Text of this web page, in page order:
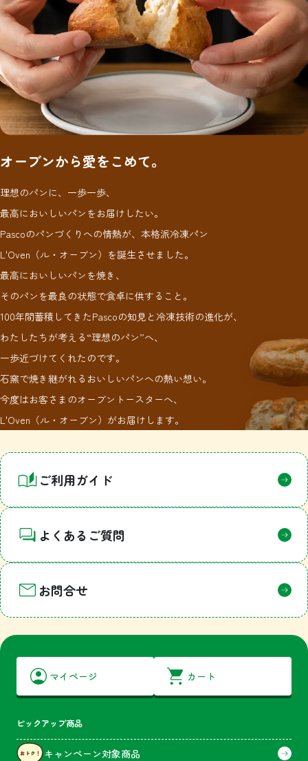
オーブンから愛をこめて。
理想のパンに、一歩一歩、
最高においしいパンをお届けしたい。
Pascoのパンづくりへの情熱が、本格派冷凍パン
L'Oven（ル・オーブン）を誕生させました。
最高においしいパンを焼き、
そのパンを最良の状態で食卓に供すること。
100年間蓄積してきたPascoの知見と冷凍技術の進化が、
わたしたちが考える“理想のパン”へ、
一歩近づけてくれたのです。
石窯で焼き継がれるおいしいパンへの熱い想い。
今度はお客さまのオーブントースターへ、
L'Oven（ル・オーブン）がお届けします。
ご利用ガイド
よくあるご質問
お問合せ
マイページ カート
ピックアップ商品
キャンペーン対象商品